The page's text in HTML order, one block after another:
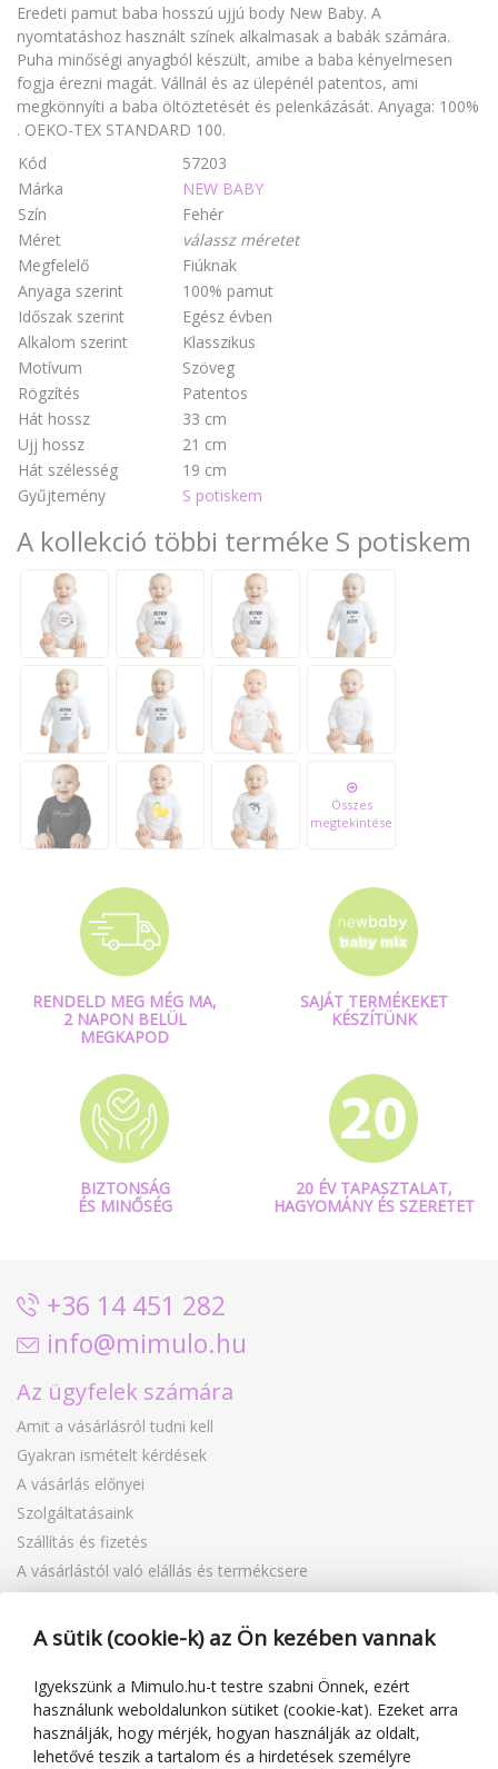
Eredeti pamut baba hosszú ujjú body New Baby. A
nyomtatáshoz használt színek alkalmasak a babák számára.
Puha minőségi anyagból készült, amibe a baba kényelmesen
fogja érezni magát. Vállnál és az ülepénél patentos, ami
megkönnyíti a baba öltöztetését és pelenkázását. Anyaga: 100%
. OEKO-TEX STANDARD 100.
Kód
57203
Márka
NEW BABY
Szín
Fehér
Méret
válassz méretet
Megfelelő
Fiúknak
Anyaga szerint
100% pamut
Időszak szerint
Egész évben
Alkalom szerint
Klasszikus
Motívum
Szöveg
Rögzítés
Patentos
Hát hossz
33 cm
Ujj hossz
21 cm
Hát szélesség
19 cm
Gyűjtemény
S potiskem
A kollekció többi terméke S potiskem
Összes
megtekintése
RENDELD MEG MÉG MA,
2 NAPON BELÜL
MEGKAPOD
SAJÁT TERMÉKEKET
KÉSZÍTÜNK
BIZTONSÁG
ÉS MINŐSÉG
20 ÉV TAPASZTALAT,
HAGYOMÁNY ÉS SZERETET
+36 14 451 282
info@mimulo.hu
Az ügyfelek számára
Amit a vásárlásról tudni kell
Gyakran ismételt kérdések
A vásárlás előnyei
Szolgáltatásaink
Szállítás és fizetés
A vásárlástól való elállás és termékcsere
Reklamáció
Ajándékutalványok
Blog
A kereskedőről
A sütik (cookie-k) az Ön kezében vannak
Igyekszünk a Mimulo.hu-t testre szabni Önnek, ezért
használunk weboldalunkon sütiket (cookie-kat). Ezeket arra
használják, hogy mérjék, hogyan használják az oldalt,
lehetővé teszik a tartalom és a hirdetések személyre